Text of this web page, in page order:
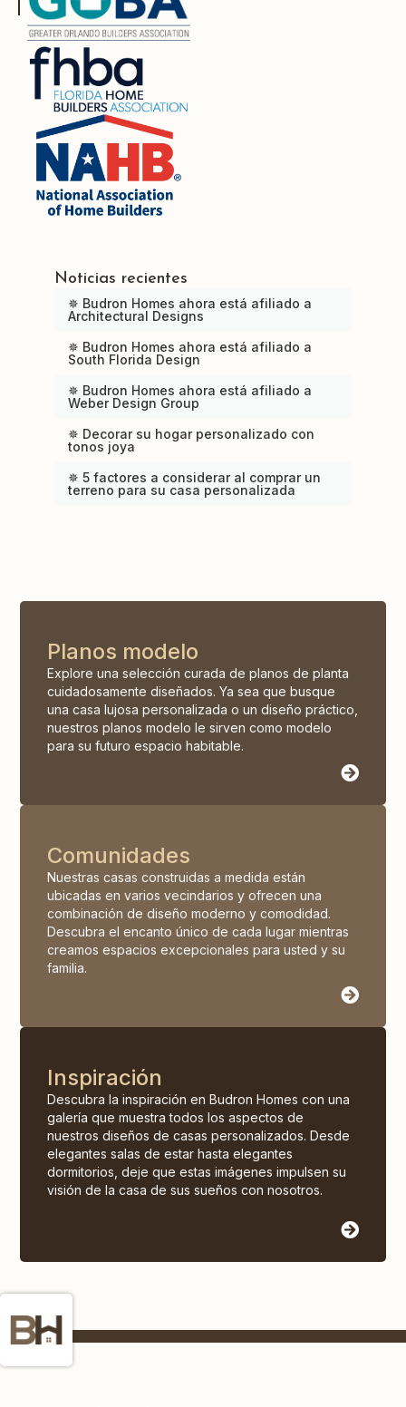
Noticias recientes
✵ Budron Homes ahora está afiliado a
Architectural Designs
✵ Budron Homes ahora está afiliado a
South Florida Design
✵ Budron Homes ahora está afiliado a
Weber Design Group
✵ Decorar su hogar personalizado con
tonos joya
✵ 5 factores a considerar al comprar un
terreno para su casa personalizada
Planos modelo
Explore una selección curada de planos de planta
cuidadosamente diseñados. Ya sea que busque
una casa lujosa personalizada o un diseño práctico,
nuestros planos modelo le sirven como modelo
para su futuro espacio habitable.
Comunidades
Nuestras casas construidas a medida están
ubicadas en varios vecindarios y ofrecen una
combinación de diseño moderno y comodidad.
Descubra el encanto único de cada lugar mientras
creamos espacios excepcionales para usted y su
familia.
Inspiración
Descubra la inspiración en Budron Homes con una
galería que muestra todos los aspectos de
nuestros diseños de casas personalizados. Desde
elegantes salas de estar hasta elegantes
dormitorios, deje que estas imágenes impulsen su
visión de la casa de sus sueños con nosotros.